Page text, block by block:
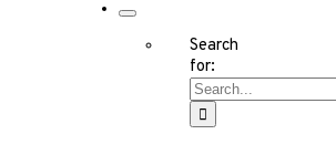
Search
for: